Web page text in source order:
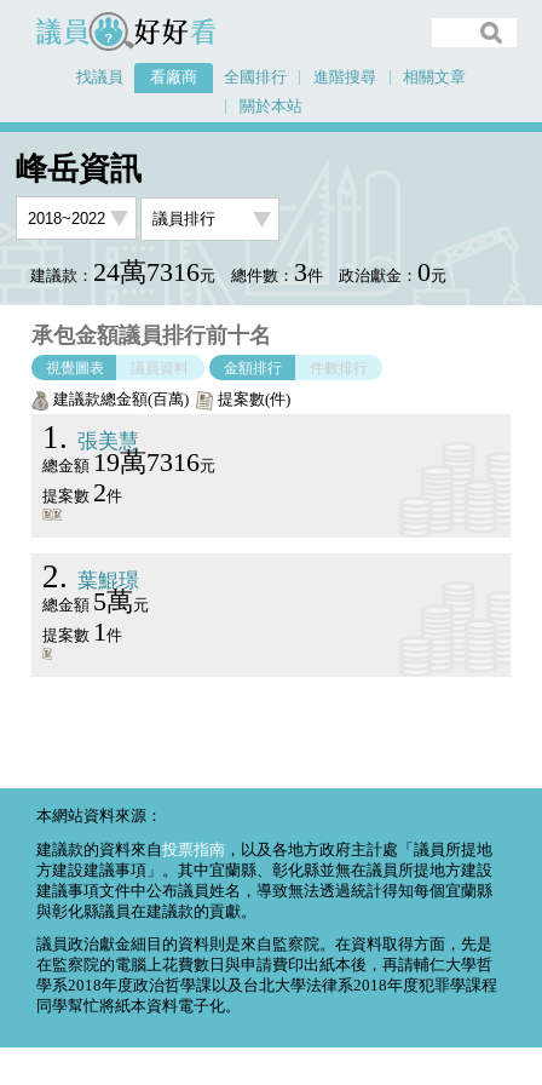
議員好好看
找議員 看廠商 全國排行 進階搜尋
相關文章
關於本站
峰岳資訊
建議款： 24萬7316元 總件數： 3件 政治獻金： 0元
承包金額議員排行前十名
視覺圖表 議員資料 金額排行 件數排行
建議款總金額(百萬) 提案數(件)
1 張美慧
總金額 19萬7316元
提案數 2件
2 葉鯤璟
總金額 5萬元
提案數 1件
本網站資料來源：
建議款的資料來自投票指南 ，以及各地方政府主計處「議員所提地
方建設建議事項」。其中宜蘭縣、彰化縣並無在議員所提地方建設
建議事項文件中公布議員姓名，導致無法透過統計得知每個宜蘭縣
與彰化縣議員在建議款的貢獻。
議員政治獻金細目的資料則是來自監察院。在資料取得方面，先是
在監察院的電腦上花費數日與申請費印出紙本後，再請輔仁大學哲
學系2018年度政治哲學課以及台北大學法律系2018年度犯罪學課程
同學幫忙將紙本資料電子化。